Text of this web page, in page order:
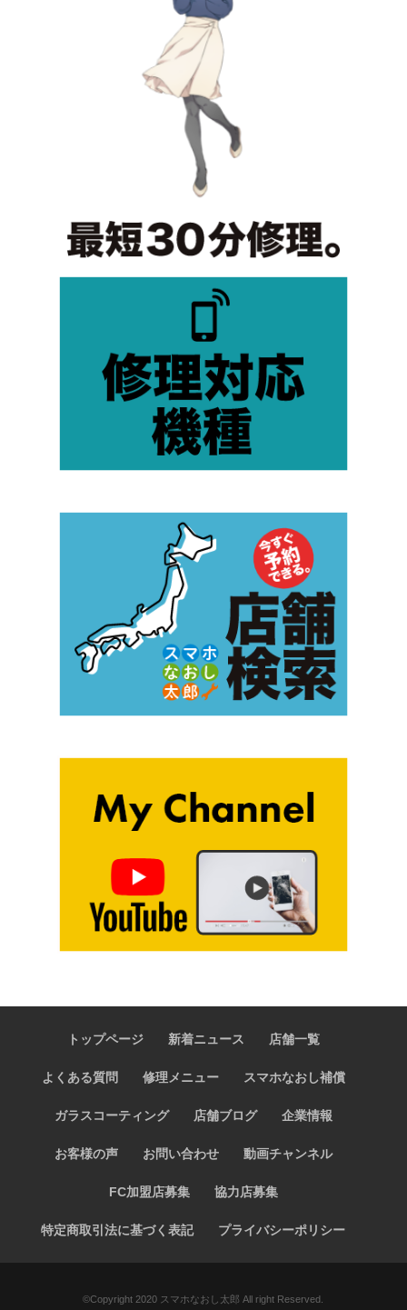
トップページ 新着ニュース 店舗一覧
よくある質問 修理メニュー スマホなおし補償
ガラスコーティング 店舗ブログ 企業情報
お客様の声 お問い合わせ 動画チャンネル
FC加盟店募集 協力店募集
特定商取引法に基づく表記 プライバシーポリシー
©️Copyright 2020 スマホなおし太郎 All right Reserved.